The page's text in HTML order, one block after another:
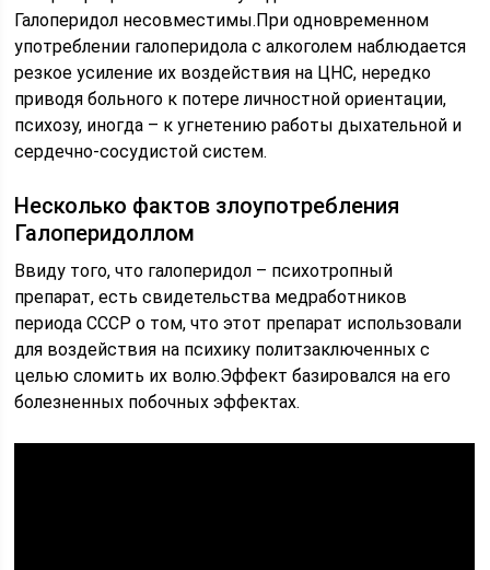
Галоперидол несовместимы.При одновременном
употреблении галоперидола с алкоголем наблюдается
резкое усиление их воздействия на ЦНС, нередко
приводя больного к потере личностной ориентации,
психозу, иногда – к угнетению работы дыхательной и
сердечно-сосудистой систем.
Несколько фактов злоупотребления
Галоперидоллом
Ввиду того, что галоперидол – психотропный
препарат, есть свидетельства медработников
периода СССР о том, что этот препарат использовали
для воздействия на психику политзаключенных с
целью сломить их волю.Эффект базировался на его
болезненных побочных эффектах.